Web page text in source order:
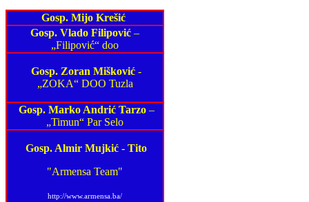
Gosp. Mijo Krešić
Gosp. Vlado Filipović –
„Filipović“ doo
Gosp. Zoran Mišković -
„ZOKA“ DOO Tuzla
Gosp. Marko Andrić Tarzo–
„Timun“ Par Selo
Gosp. Almir Mujkić - Tito
"Armensa Team"
http://www.armensa.ba/